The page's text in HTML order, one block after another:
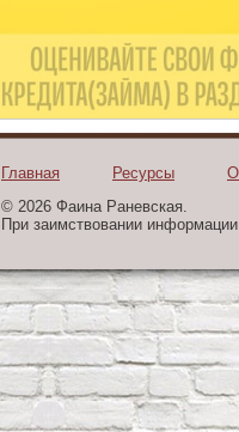
Главная Ресурсы
© 2026 Фаина Раневская.
При заимствовании